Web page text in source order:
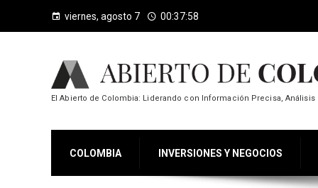
viernes, agosto 7 00:37:58
El Abierto de Colombia: Liderando con Información Precisa, Análisis
COLOMBIA INVERSIONES Y NEGOCIOS